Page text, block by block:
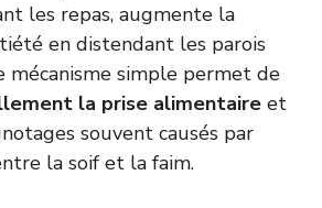
les repas, augmente la
en distendant les parois
mécanisme simple permet de
la prise alimentaire et
souvent causés par
la soif et la faim.